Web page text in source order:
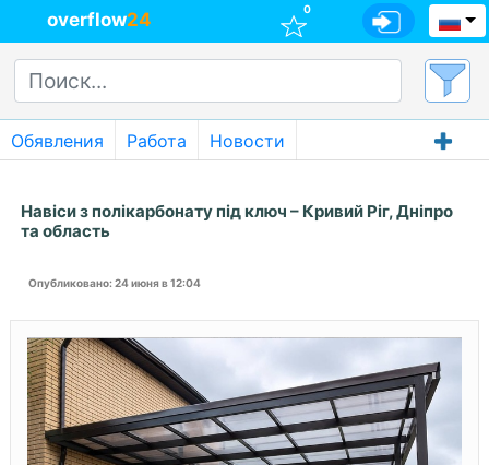
overflow24 0
Обявления Работа Новости
Навіси з полікарбонату під ключ – Кривий Ріг, Дніпро
та область
Опубликовано: 24 июня в 12:04